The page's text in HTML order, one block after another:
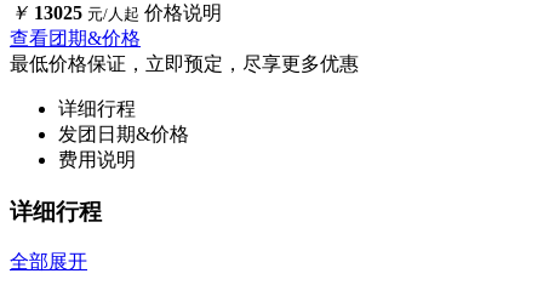
￥ 13025 元/人起 价格说明
查看团期&价格
最低价格保证，立即预定，尽享更多优惠
详细行程
发团日期&价格
费用说明
详细行程
全部展开